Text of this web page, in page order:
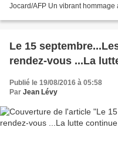
Jocard/AFP Un vibrant hommage
Le 15
rendez-vous ...La
Publié le 19/08/2016 à 05:58
Par Jean Lévy